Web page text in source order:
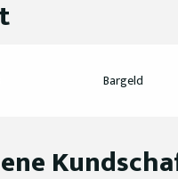
Bargeld